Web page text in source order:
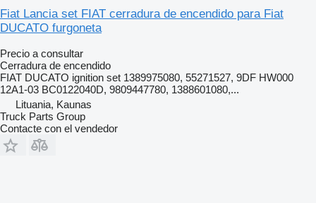
Fiat Lancia set FIAT cerradura de encendido para Fiat
DUCATO furgoneta
Precio a consultar
Cerradura de encendido
FIAT DUCATO ignition set 1389975080, 55271527, 9DF HW000
12A1-03 BC0122040D, 9809447780, 1388601080,...
Lituania, Kaunas
Truck Parts Group
Contacte con el vendedor